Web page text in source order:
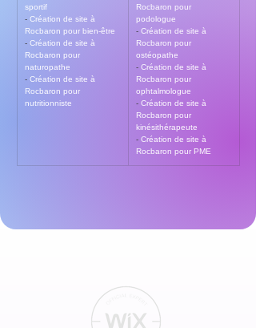
sportif
- Création de site à
Rocbaron pour bien-être
- Création de site à
Rocbaron pour
naturopathe
- Création de site à
Rocbaron pour
nutritionniste
Rocbaron pour
podologue
- Création de site à
Rocbaron pour
ostéopathe
- Création de site à
Rocbaron pour
ophtalmologue
- Création de site à
Rocbaron pour
kinésithérapeute
- Création de site à
Rocbaron pour PME